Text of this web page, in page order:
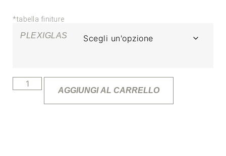
*tabella finiture
PLEXIGLAS
AGGIUNGI AL CARRELLO